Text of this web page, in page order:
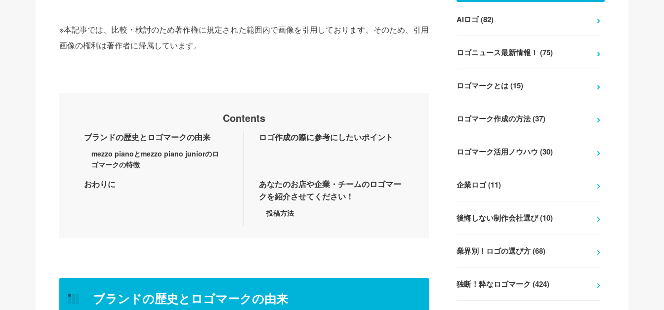
※本記事では、比較・検討のため著作権に規定された範囲内で画像を引用しております。そのため、引用
画像の権利は著作者に帰属しています。
Contents
ブランドの歴史とロゴマークの由来
mezzo pianoとmezzo piano juniorのロ
ゴマークの特徴
ロゴ作成の際に参考にしたいポイント
おわりに
あなたのお店や企業・チームのロゴマー
クを紹介させてください！
投稿方法
ブランドの歴史とロゴマークの由来
AIロゴ (82)
ロゴニュース最新情報！ (75)
ロゴマークとは (15)
ロゴマーク作成の方法 (37)
ロゴマーク活用ノウハウ (30)
企業ロゴ (11)
後悔しない制作会社選び (10)
業界別！ロゴの選び方 (68)
独断！粋なロゴマーク (424)